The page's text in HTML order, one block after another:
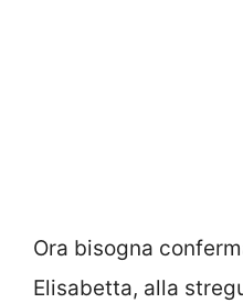
Ora bisogna
Elisabetta, alla